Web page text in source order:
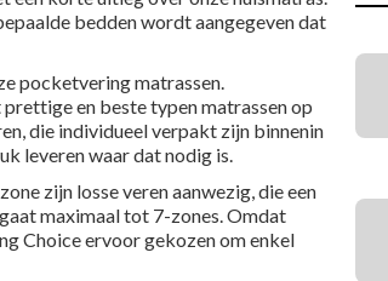
bedden wordt aangegeven dat
pocketvering matrassen.
en beste typen matrassen op
die individueel verpakt zijn binnenin
leveren waar dat nodig is.
zijn losse veren aanwezig, die een
maximaal tot 7-zones. Omdat
Choice ervoor gekozen om enkel